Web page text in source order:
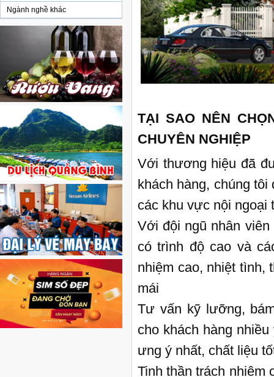
Ngành nghề khác
TẠI SAO NÊN
CHUYÊN NGHIỆP
Với thương hiệu đã
khách hàng, chúng
các khu vực nội ngoại
Với đội ngũ nhân
có trình độ cao và
nhiệm cao, nhiệt tình,
mái
Tư vấn kỹ lưỡng,
cho khách hàng
ưng ý nhất, chất liệu
Tinh thần trách nhiệm